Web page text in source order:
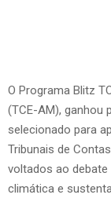
O Programa Blitz
(TCE-AM), ganhou
selecionado para
Tribunais de
voltados ao
climática e